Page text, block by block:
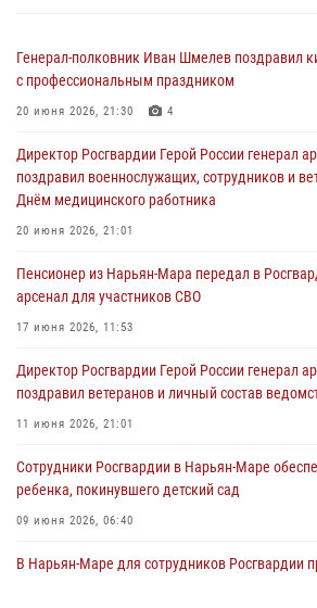
Генерал-полковник Иван Шмелев поздравил
с профессиональным праздником
20 июня 2026, 21:30 4
Директор Росгвардии Герой России генерал
поздравил военнослужащих, сотрудников и
Днём медицинского работника
20 июня 2026, 21:01
Пенсионер из Нарьян-Мара передал в
арсенал для участников СВО
17 июня 2026, 11:53
Директор Росгвардии Герой России генерал
поздравил ветеранов и личный состав
11 июня 2026, 21:01
Сотрудники Росгвардии в Нарьян-Маре
ребенка, покинувшего детский сад
09 июня 2026, 06:40
В Нарьян-Маре для сотрудников Росгвардии